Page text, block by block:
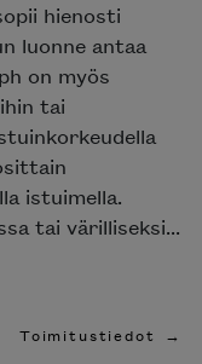
hienosti
luonne antaa
on myös
tai
istuimella.
tai värilliseksi...
Toimitustiedot